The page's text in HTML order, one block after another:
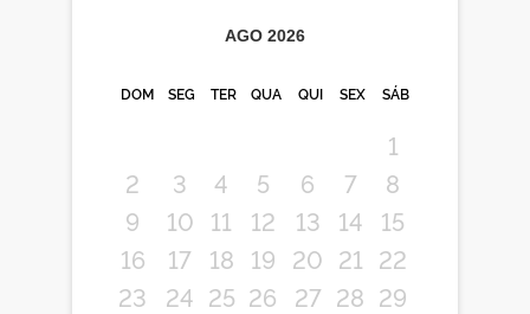
AGO 2026
DOM SEG TER QUA QUI SEX SÁB
1
2
3 4 5 6 7
8
9
10 11 12 13 14
15
16
17 18 19 20 21
22
23
24 25 26 27 28 29